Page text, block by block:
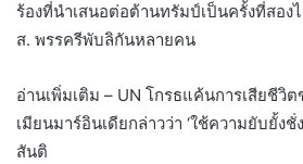
ร้องที่นำเสนอต่อต้านทรัมป์เป็นครั้งที่สอง
ส. พรรครีพับลิกันหลายคน
อ่านเพิ่มเติม – UN โกรธแค้นการเสียชีวิ
เมียนมาร์อินเดียกล่าวว่า ‘ใช้ความยับยั้ง
สันติ